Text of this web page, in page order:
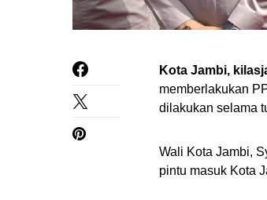
Kota Jambi,
memberlakukan
dilakukan selama
Wali Kota Jambi,
pintu masuk Kota